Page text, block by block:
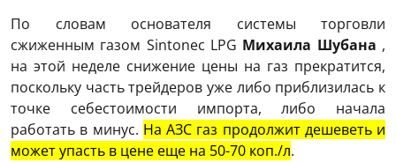
По словам основателя системы торговли
сжиженным газом Sintonec LPG Михаила Шубана ,
на этой неделе снижение цены на газ прекратится,
поскольку часть трейдеров уже либо приблизилась к
точке себестоимости импорта, либо начала
работать в минус. На АЗС газ продолжит дешеветь и
может упасть в цене еще на 50-70 коп./л.